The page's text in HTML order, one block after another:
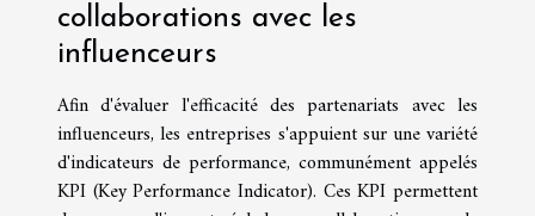
collaborations avec les
influenceurs
Afin d'évaluer l'efficacité des partenariats avec les
influenceurs, les entreprises s'appuient sur une variété
d'indicateurs de performance, communément appelés
KPI (Key Performance Indicator). Ces KPI permettent